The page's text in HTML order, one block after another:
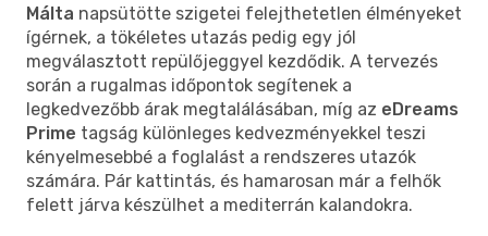
Málta napsütötte szigetei felejthetetlen élményeket
ígérnek, a tökéletes utazás pedig egy jól
megválasztott repülőjeggyel kezdődik. A tervezés
során a rugalmas időpontok segítenek a
legkedvezőbb árak megtalálásában, míg az eDreams
Prime tagság különleges kedvezményekkel teszi
kényelmesebbé a foglalást a rendszeres utazók
számára. Pár kattintás, és hamarosan már a felhők
felett járva készülhet a mediterrán kalandokra.